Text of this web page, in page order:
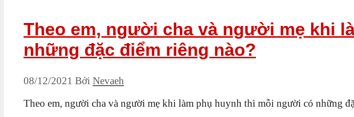
Theo em, người cha và người mẹ khi
những đặc điểm riêng nào?
08/12/2021 Bởi Nevaeh
Theo em, người cha và người mẹ khi làm phụ huynh thì mỗi người có những